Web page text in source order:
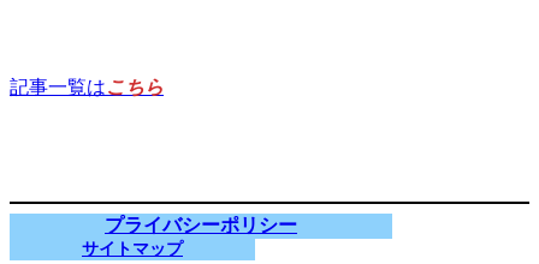
記事一覧はこちら
プライバシーポリシー
サイトマップ